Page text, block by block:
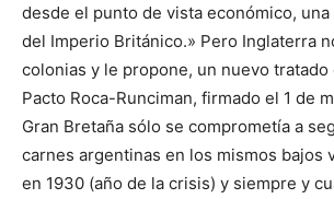
desde el punto de vista económico,
del Imperio Británico.» Pero Inglaterra
colonias y le propone, un nuevo tratado
Pacto Roca-Runciman, firmado el 1 de
Gran Bretaña sólo se comprometía a
carnes argentinas en los mismos bajos
en 1930 (año de la crisis) y siempre y